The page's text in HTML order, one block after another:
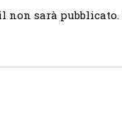
non sarà pubblicato.